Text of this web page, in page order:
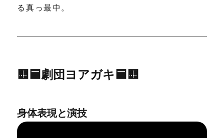
る真っ最中。
🟨🟦劇団ヨアガキ🟦🟨
身体表現と演技